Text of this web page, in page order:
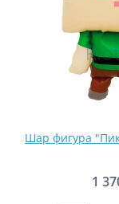
Шар фигура
1